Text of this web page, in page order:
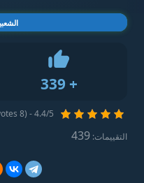
+
339
Like
4.4/5 - (8 votes)
التقييمات: 439